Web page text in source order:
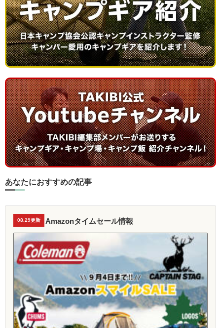
あなたにおすすめの記事
08.29更新 Amazonタイムセール情報